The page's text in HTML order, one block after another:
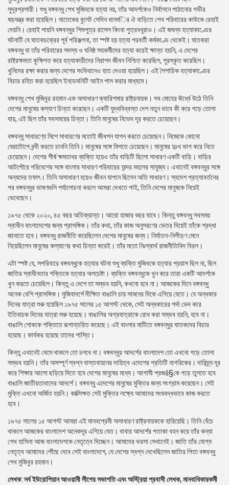
সুদূরপ্রসারী। শুধু বঙ্গবন্ধু শেখ মুজিবকে হত্যা নয়, তাঁর আদর্শকেও নির্বাসনে পাঠানোর গভীর
ষড়যন্ত্র করা হয়েছিল। ঘাতেকের বুলেট সেদিন ধানম­ির ঐ বাড়িতে শেখ পরিবারের কাউকে রেহাই
দেয়নি। রেহাই পায়নি বঙ্গবন্ধুর শিশুপুত্র রাসেল কিংবা পুত্রবধূরাও। এই জঘন্য হত্যাকাণ্ডের
ঘটনাটি যে ঘাতকচক্রের পূর্ব পরিকল্পনা, তা স্পষ্ট হয় হত্যা পরবর্তী কর্মকাণ্ড থেকেই। ঘাতকরা
বঙ্গবন্ধু বা তাঁর পরিবারের সদস্য ও ঘনিষ্ঠ সহকর্মীদের হত্যা করেই ক্ষান্ত হয়নি, এ দেশের
রাষ্ট্রক্ষমতা কুক্ষিগত করে হত্যাকারীদের নিরাপদ জীবন নিশ্চিত করেছিল, পুরস্কৃত করেছিল।
খুনিদের রক্ষা করার জন্য দেশের সংবিধানেও হাত দেওয়া হয়েছিল। এই পৈশাচিক হত্যাকাণ্ডের
বিচার রহিত করা হয়েছিল ইনডেমনিটি আইন পাস করার মাধ্যমে।
বঙ্গবন্ধু শেখ মুজিবুর রহমান এক অসাধারণ ক্যারিশমার রাষ্ট্রনায়ক। সব মোহের ঊর্ধ্বে উঠে তিনি
দেশের মানুষের কল্যাণ চিন্তা করেছেন। একটি যুদ্ধবিধ্বস্ত দেশ নতুন ভাবে কী করে গড়ে তোলা
যায়, এই ছিল তাঁর সবসময়ের চিন্তা। তিনি মানুষের বিভেদ দূর করতে চেয়েছেন।
বঙ্গবন্ধু সাধারণ্যে মিশে সাধারণের মতোই জীবপন যাপন করতে চেয়েছেন। নিজেকে কোনো
ঘেরাটোপে বন্দী করতে চাননি তিনি। মানুষের সঙ্গে মিশতে চেয়েছেন। মানুষের দুঃখ ভাগ করে নিতে
চেয়েছেন। দেশের শীর্ষ ক্ষমতাধর ব্যক্তি হয়েও তাঁর বাড়িটি ছিলো সাধারণ একটি বাড়ি। বাড়ির
আটপৌরে পরিবেশের সঙ্গে বাংলার সাধারণ পরিবারের অন্দর মহলের সাযুজ্য। এখানেই বঙ্গবন্ধুর সঙ্গে
অন্যদের তফাৎ। তিনি অসাধারণ হয়েও জীবন যাপনে ছিলেন অতি সাধারণ। স্বদেশ প্রত্যাবর্তনের
পর বঙ্গবন্ধুর ভাষণগুলি পর্যালোচনা করলে আমরা দেখতে পাই, তিনি দেশের মানুষকে নিয়েই
ভেবেছেন।
১৯৭৫ থেকে ২০২০, ৪৫ বছর অতিক্রান্ত। আরো হাজার বছর যাবে। কিন্তু বঙ্গবন্ধু সবসময়
স্বাধীন বাংলাদেশের জন্য প্রাসঙ্গিক। তাঁর কথা, তাঁর কাজ অনুসরণের ভেতর দিয়েই তাঁকে শ্রদ্ধা
জানাতে হবে। বঙ্গবন্ধু রাজনীতি করেছিলেন দেশের মানুষের জন্য। নির্যাতন-নিপীড়ণ মেনে
নিয়েছিলেন মানুষের কল্যাণের কথা চিন্তা করেই। তাঁর মতো নিঃস্বার্থ রাজনীতিবিদ বিরল।
এটা স্পষ্ট যে, সপরিবারে বঙ্গবন্ধুকে হত্যার ঘটনা শুধু ব্যক্তি মুজিবকে হত্যার প্রয়াস ছিল না, ছিল
জাতির স্বাধীনতার শক্তিকে হত্যার অপচেষ্টা। ব্যক্তি বঙ্গবন্ধুকে খুন করে তারা একটি আদর্শকে
খুন করতে চেয়েছিল। কিন্তু এ দেশে তা সম্ভব হয়নি, কখনো হবে না। আজকের দিনে বঙ্গবন্ধু
অনেক বেশি প্রাসঙ্গিক। মুজিবাদর্শে দীক্ষিত বাঙালি চায় সামনের দিকে এগিয়ে যেতে। যে অন্ধকার
দিনের যাত্রা শুরু হয়েছিল ১৯৭৫ সালের ১৫ আগস্ট থেকে, সেই অন্ধকারের পর্দা ভেদ করে
ইতিবাচক দিনের যাত্রা শুরু হয়েছে। বাঙালির অগ্রযাত্রাকে রোধ করা সম্ভব হয়নি, হবে না।
বাঙালি শোককে শক্তিতে রূপান্তরিত করেছে। এই বাংলার মাটিতে বঙ্গবন্ধুর ঘাতকদের বিচার
হয়েছে। কার্যকর হয়েছে তাদের শাস্তি।
কিন্তু এখানেই থেমে থাকলে তো চলবে না। বঙ্গবন্ধুর আদর্শের বাংলাদেশ তো এখনো গড়ে তোলা
সম্ভব হয়নি। তাঁর অসম্পূর্ণ স্বপ্ন বাস্তবায়নের দায়িত্ব এদেশের প্রতিটি নাগরিকের। দারিদ্র্য দূর
করে শিক্ষার আলো ছড়িয়ে দিতে হবে দেশের মানুষের মধ্যে। আগামী প্রজš§কে গড়ে তুলতে হবে
বাঙালি জাতীয়তাবাদের আদর্শে। বঙ্গবন্ধু এদেশের মানুষের মুক্তির জন্য সংগ্রাম করেছেন। সেই
মুক্তি এখনো অর্জিত হয়নি। কাক্সিক্ষত সেই মুক্তির লক্ষ্যে আমাদের সংঘবদ্ধভাবে কাজ করতে
হবে।
১৯৭৫ সালের ১৫ আগস্ট আমরা এই মানবপ্রেমী অসাধারণ রাষ্ট্রনায়ককে হারিয়েছি। তিনি বেঁচে
থাকলে আজকের বাংলাদেশ অনেকদূর এগিয়ে যেত। বাবার আদর্শের পতাকা বহন করে তাঁর কন্যা
শেখ হাসিনা আজ বাংলাদেশকে নেতৃত্বে দিচ্ছেন। আমাদের ভরসা সেখানেই। জাতি তাঁর যোগ্য
নেতৃত্ব আমাদের পৌঁছে দেবে সেই বাংলাদেশে, যে দেশের স্বপ্ন দেখেছিলেন জাতির পিতা বঙ্গবন্ধু
শেখ মুজিবুর রহমান।
লেখক: সর্ব ইউরোপিয়ান আওয়ামী লীগের সভাপতি এবংঅস্ট্রিয়া প্রবাসী লেখক, মানবাধিকারকর্মী